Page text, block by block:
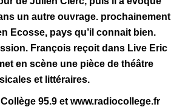
un autre ouvrage. prochainement
Ecosse, pays qu’il connait bien.
François reçoit dans Live Eric
en scène une pièce de théâtre
et littéraires.
95.9 et www.radiocollege.fr